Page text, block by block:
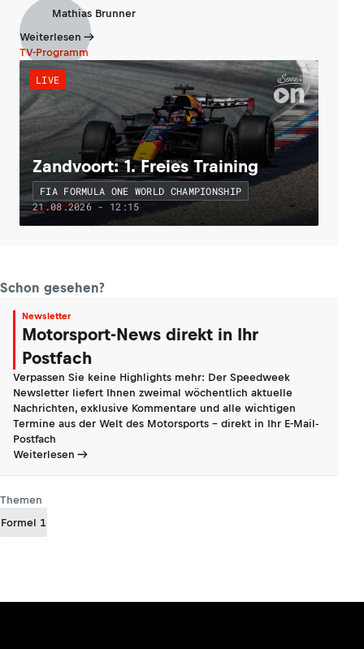
Mathias Brunner
Weiterlesen
TV-Programm
LIVE
Zandvoort: 1. Freies Training
FIA FORMULA ONE WORLD CHAMPIONSHIP
21.08.2026 - 12:15
Schon gesehen?
Newsletter
Motorsport-News direkt in Ihr
Postfach
Verpassen Sie keine Highlights mehr: Der Speedweek
Newsletter liefert Ihnen zweimal wöchentlich aktuelle
Nachrichten, exklusive Kommentare und alle wichtigen
Termine aus der Welt des Motorsports - direkt in Ihr E-Mail-
Postfach
Weiterlesen
Themen
Formel 1